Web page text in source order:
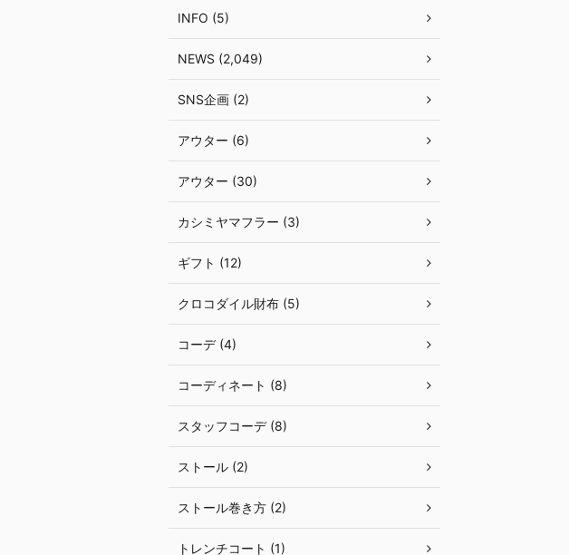
INFO (5)
NEWS (2,049)
SNS企画 (2)
アウター (6)
アウター (30)
カシミヤマフラー (3)
ギフト (12)
クロコダイル財布 (5)
コーデ (4)
コーディネート (8)
スタッフコーデ (8)
ストール (2)
ストール巻き方 (2)
トレンチコート (1)